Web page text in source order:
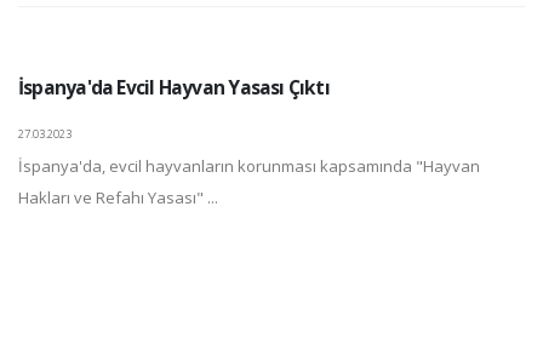
İspanya'da Evcil Hayvan Yasası Çıktı
27.03.2023
İspanya'da, evcil hayvanların korunması kapsamında "Hayvan
Hakları ve Refahı Yasası" ...